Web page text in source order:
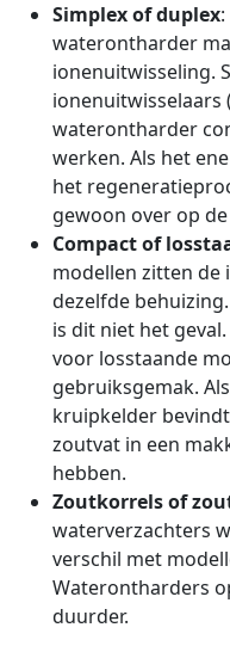
Simplex of duplex
waterontharder
ionenuitwisseling.
ionenuitwisselaars
waterontharder
werken. Als het
het
gewoon over op
Compact of
modellen zitten de
dezelfde
is dit niet het
voor losstaande
gebruiksgemak.
kruipkelder
zoutvat in een
hebben.
Zoutkorrels of
waterverzachters
verschil met
Waterontharders
duurder.